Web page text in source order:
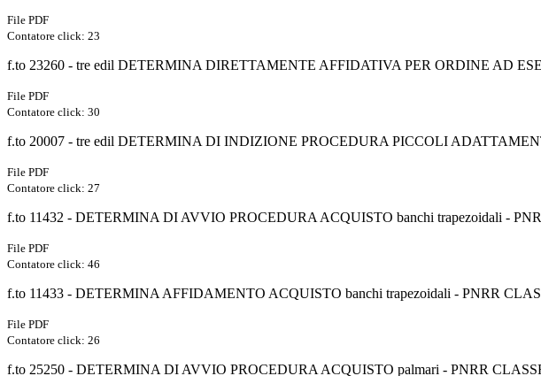
File PDF
Contatore click: 23
f.to 23260 - tre edil DETERMINA DIRETTAMENTE AFFIDATIVA PER ORDINE AD
File PDF
Contatore click: 30
f.to 20007 - tre edil DETERMINA DI INDIZIONE PROCEDURA PICCOLI
File PDF
Contatore click: 27
f.to 11432 - DETERMINA DI AVVIO PROCEDURA ACQUISTO banchi trapezoidali -
File PDF
Contatore click: 46
f.to 11433 - DETERMINA AFFIDAMENTO ACQUISTO banchi trapezoidali - PNRR
File PDF
Contatore click: 26
f.to 25250 - DETERMINA DI AVVIO PROCEDURA ACQUISTO palmari - PNRR